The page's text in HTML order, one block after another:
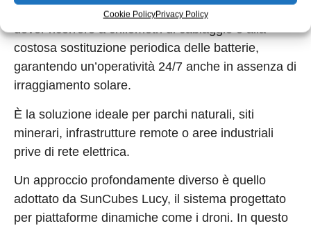
Cookie PolicyPrivacy Policy
permette di alimentare intere reti di sensori, senza
dover ricorrere a chilometri di cablaggio o alla
costosa sostituzione periodica delle batterie,
garantendo un’operatività 24/7 anche in assenza di
irraggiamento solare.
È la soluzione ideale per parchi naturali, siti
minerari, infrastrutture remote o aree industriali
prive di rete elettrica.
Un approccio profondamente diverso è quello
adottato da SunCubes Lucy, il sistema progettato
per piattaforme dinamiche come i droni. In questo